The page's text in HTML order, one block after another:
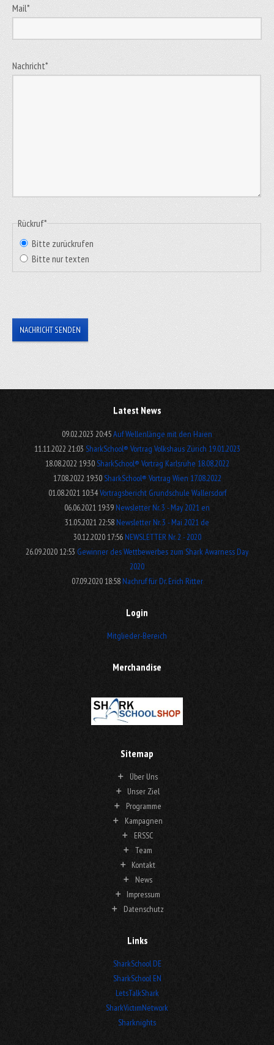
Mail*
Nachricht*
Rückruf*
Bitte zurückrufen
Bitte nur texten
NACHRICHT SENDEN
Latest News
09.02.2023 20:45Auf Wellenlänge mit den Haien
11.11.2022 21:03 SharkSchool® Vortrag Volkshaus Zürich 19.01.2023
18.08.2022 19:30 SharkSchool® Vortrag Karlsruhe 18.08.2022
17.08.2022 19:30 SharkSchool® Vortrag Wien 17.08.2022
01.08.2021 10:34Vortragsbericht Grundschule Wallersdorf
06.06.2021 19:39 Newsletter Nr. 3 - May 2021 en
31.05.2021 22:58 Newsletter Nr. 3 - Mai 2021 de
30.12.2020 17:56NEWSLETTER Nr. 2 - 2020
26.09.2020 12:53 Gewinner des Wettbewerbes zum Shark Awarness Day
2020
07.09.2020 18:58 Nachruf für Dr. Erich Ritter
Login
Mitglieder-Bereich
Merchandise
Sitemap
Über Uns
Unser Ziel
Programme
Kampagnen
ERSSC
Team
Kontakt
News
Impressum
Datenschutz
Links
SharkSchool DE
SharkSchool EN
LetsTalkShark
SharkVictimNetwork
Sharknights